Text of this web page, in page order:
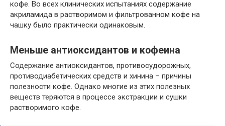
кофе. Во всех клинических испытаниях содержание
акриламида в растворимом и фильтрованном кофе на
чашку было практически одинаковым.
Меньше антиоксидантов и кофеина
Содержание антиоксидантов, противосудорожных,
противодиабетических средств и хинина – причины
полезности кофе. Однако многие из этих полезных
веществ теряются в процессе экстракции и сушки
растворимого кофе.